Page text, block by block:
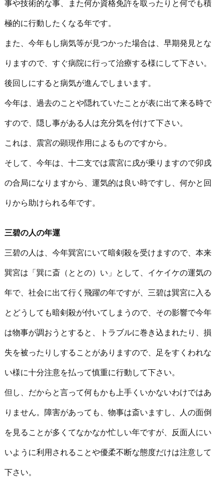
事や技術的な事、また何か資格免許を取ったりと何でも積
極的に行動したくなる年です。
また、今年もし病気等が見つかった場合は、早期発見とな
りますので、すぐ病院に行って治療する様にして下さい。
後回しにすると病気が進んでしまいます。
今年は、過去のことや隠れていたことが表に出て来る時で
すので、隠し事がある人は充分気を付けて下さい。
これは、震宮の顕現作用によるものですから。
そして、今年は、十二支では震宮に戌が乗りますので卯戌
の合局になりますから、運気的は良い時ですし、何かと回
りから助けられる年です。
三碧の人の年運
三碧の人は、今年巽宮にいて暗剣殺を受けますので、本来
巽宮は「巽に斎（ととの）い」として、イケイケの運気の
年で、社会に出て行く飛躍の年ですが、三碧は巽宮に入る
とどうしても暗剣殺が付いてしまうので、その影響で今年
は物事が調おうとすると、トラブルに巻き込まれたり、損
失を被ったりしすることがありますので、足をすくわれな
い様に十分注意を払って慎重に行動して下さい。
但し、だからと言って何もかも上手くいかないわけではあ
りません。障害があっても、物事は斎いますし、人の面倒
を見ることが多くてなかなか忙しい年ですが、反面人にい
いように利用されることや優柔不断な態度だけは注意して
下さい。